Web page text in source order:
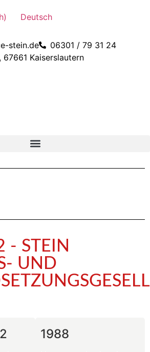
) Deutsch
stein.de
06301 / 79 31 24
67661 Kaiserslautern
- STEIN
UND
1988